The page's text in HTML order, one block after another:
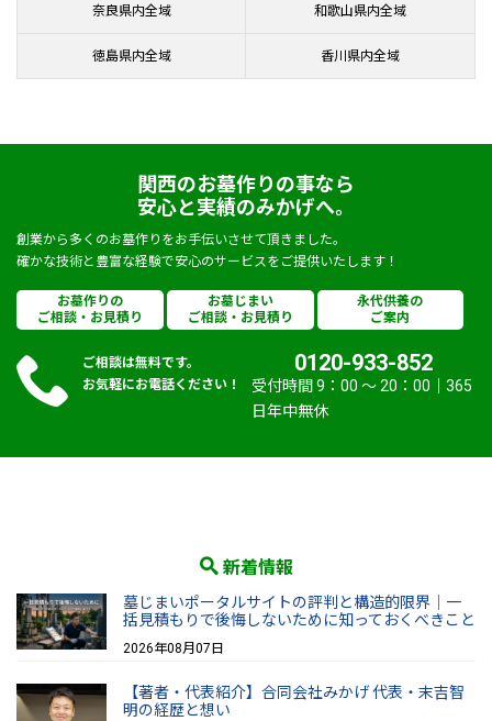
奈良県内全域 和歌山県内全域
徳島県内全域 香川県内全域
関西のお墓作りの事なら
安心と実績のみかげへ。
創業から多くのお墓作りをお手伝いさせて頂きました。
確かな技術と豊富な経験で安心のサービスをご提供いたします！
お墓作りの
ご相談・お見積り
お墓じまい
ご相談・お見積り
永代供養の
ご案内
ご相談は無料です。
お気軽にお電話ください！
0120-933-852
受付時間 9：00 〜 20：00｜365
日年中無休
新着情報
墓じまいポータルサイトの評判と構造的限界｜一
括見積もりで後悔しないために知っておくべきこと
2026年08月07日
【著者・代表紹介】合同会社みかげ 代表・末吉智
明の経歴と想い